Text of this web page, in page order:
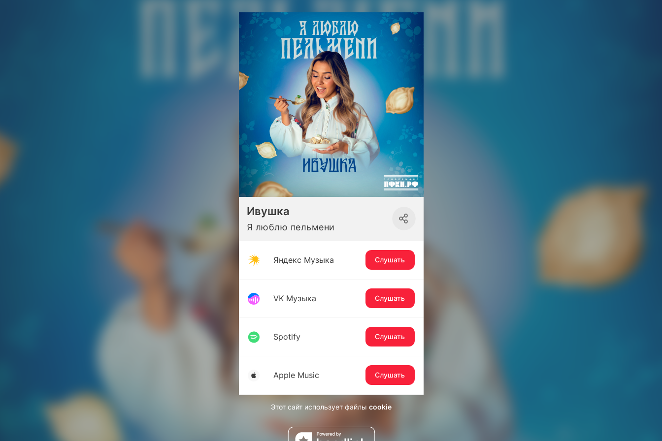
Ивушка
Я люблю пельмени
Яндекс Музыка Слушать
VK Музыка Слушать
Spotify Слушать
Apple Music Слушать
Этот сайт использует файлы cookie